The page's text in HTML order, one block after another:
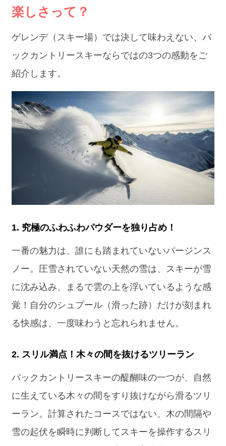
楽しさって？
ゲレンデ（スキー場）では決して味わえない、バ
ックカントリースキーならではの3つの感動をご
紹介します。
1. 究極のふわふわパウダーを独り占め！
一番の魅力は、誰にも踏まれていないバージンス
ノー。圧雪されていない天然の雪は、スキーが雪
に沈み込み、まるで雲の上を浮いているような感
覚！自分のシュプール（滑った跡）だけが刻まれ
る快感は、一度味わうと忘れられません。
2. スリル満点！木々の間を抜けるツリーラン
バックカントリースキーの醍醐味の一つが、自然
に生えている木々の間をすり抜けながら滑るツリ
ーラン。計算されたコースではない、木の間隔や
雪の起伏を瞬時に判断してスキーを操作するスリ